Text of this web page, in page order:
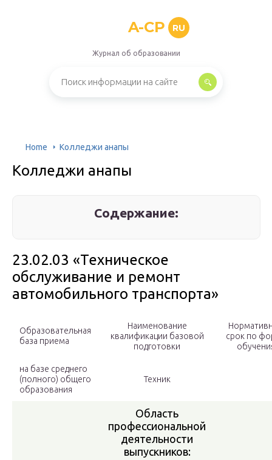
A-CP RU
Журнал об образовании
Home Колледжи анапы
Колледжи анапы
Содержание:
23.02.03 «Техническое
обслуживание и ремонт
автомобильного транспорта»
Образовательная
база приема
Наименование
квалификации базовой
подготовки
срок по
на базе среднего
(полного) общего
образования
Техник
Область
профессиональной
деятельности
выпускников: